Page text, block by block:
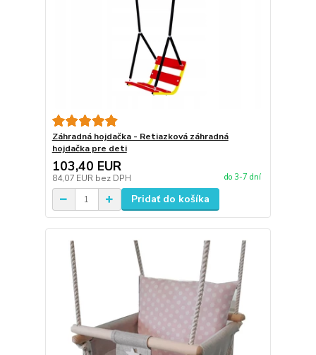
Záhradná hojdačka - Retiazková záhradná
hojdačka pre deti
103,40 EUR
84,07 EUR bez DPH do 3-7 dní
Pridať do košíka